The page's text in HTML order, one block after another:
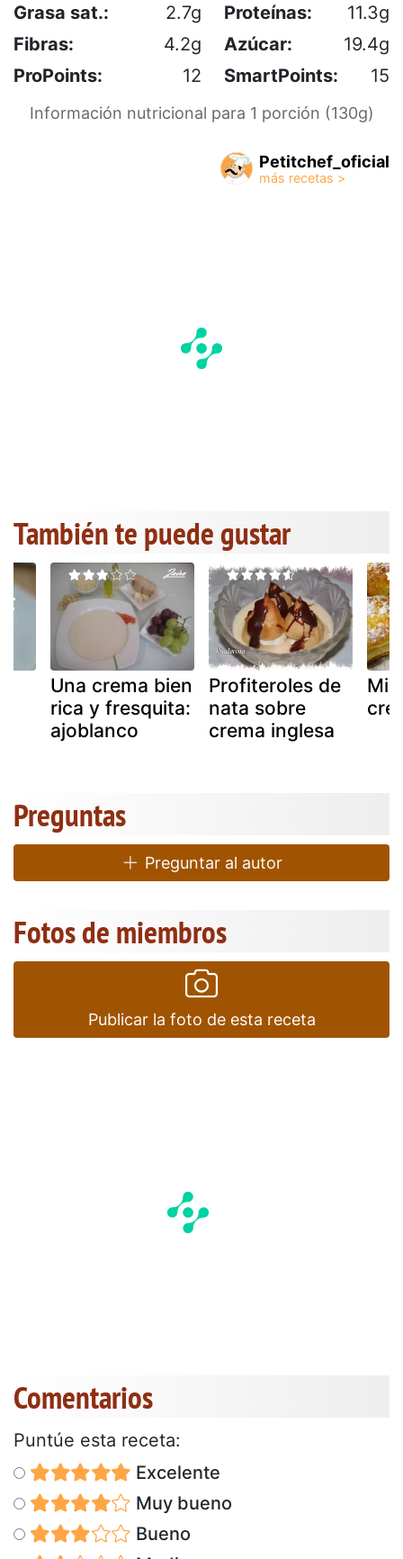
Grasa sat.:
2.7g Proteínas:
11.3g
Fibras:
4.2g Azúcar:
19.4g
ProPoints:
12 SmartPoints: 15
Información nutricional para 1 porción (130g)
Petitchef_oficial
También te puede gustar
Una crema bien
rica y fresquita:
ajoblanco
Profiteroles de
nata sobre
crema inglesa
Preguntas
Preguntar al autor
Fotos de miembros
Publicar la foto de esta receta
Comentarios
Puntúe esta receta:
Excelente
Muy bueno
Bueno